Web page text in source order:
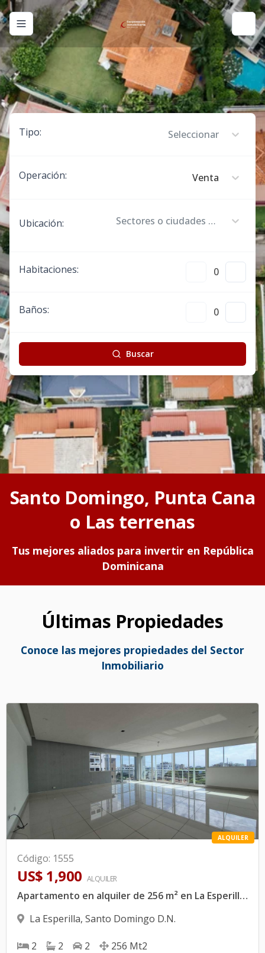
Toggle navigation menu
Tipo: Seleccionar
Operación: Venta
Ubicación: Sectores o ciudades donde deseas buscar
Habitaciones: 0
Baños: 0
Buscar
Santo Domingo, Punta Cana
o Las terrenas
Tus mejores aliados para invertir en República
Dominicana
Últimas Propiedades
Conoce las mejores propiedades del Sector
Inmobiliario
ALQUILER
Código: 1555
US$ 1,900 ALQUILER
Apartamento en alquiler de 256 m² en La Esperilla | 2 habitaciones + vestidor + línea blanca | US$1,900
La Esperilla, Santo Domingo D.N.
2 2 2 256 Mt2